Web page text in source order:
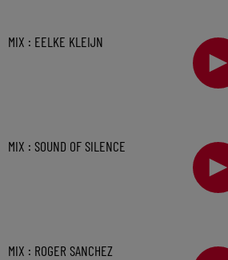
MIX : EELKE KLEIJN
MIX : SOUND OF SILENCE
MIX : ROGER SANCHEZ